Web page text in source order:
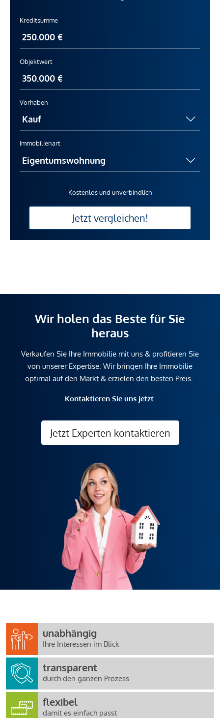
Kreditsumme
Objektwert
Vorhaben
Immobilienart
Kostenlos und unverbindlich
Jetzt vergleichen!
Wir holen das Beste für Sie
heraus
Verkaufen Sie Ihre Immobilie mit uns & profitieren Sie
von unserer Expertise. Wir bringen Ihre Immobilie
optimal auf den Markt & erzielen den besten Preis.
Kontaktieren Sie uns jetzt.
Jetzt Experten kontaktieren
unabhängig
Ihre Interessen im Blick
transparent
durch den ganzen Prozess
flexibel
damit es einfach passt